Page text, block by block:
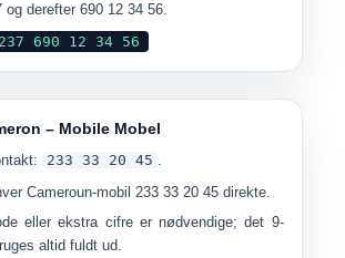
og derefter690 12 34 56.
690 12 34 56
– Mobile Mobel
233 33 20 45 .
Cameroun-mobil233 33 20 45 direkte.
eller ekstra cifre er nødvendige; det 9-
altid fuldt ud.